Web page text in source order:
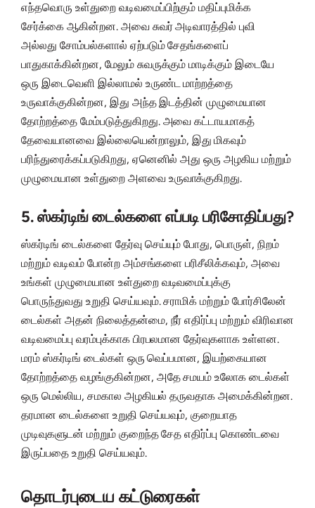
எந்தவொரு உள்துறை வடிவமைப்பிற்கும் மதிப்புமிக்க
சேர்க்கை ஆகின்றன. அவை சுவர் அடிவாரத்தில் புவி
அல்லது சோம்பல்களால் ஏற்படும் சேதங்களைப்
பாதுகாக்கின்றன, மேலும் சுவருக்கும் மாடிக்கும் இடையே
ஒரு இடைவெளி இல்லாமல் உருண்ட மாற்றத்தை
உருவாக்குகின்றன, இது அந்த இடத்தின் முழுமையான
தோற்றத்தை மேம்படுத்துகிறது. அவை கட்டாயமாகத்
தேவையானவை இல்லையென்றாலும், இது மிகவும்
பரிந்துரைக்கப்படுகிறது, ஏனெனில் அது ஒரு அழகிய மற்றும்
முழுமையான உள்துறை அளவை உருவாக்குகிறது.
5. ஸ்கர்டிங் டைல்களை எப்படி பரிசோதிப்பது?
ஸ்கர்டிங் டைல்களை தேர்வு செய்யும் போது, பொருள், நிறம்
மற்றும் வடிவம் போன்ற அம்சங்களை பரிசீலிக்கவும், அவை
உங்கள் முழுமையான உள்துறை வடிவமைப்புக்கு
பொருந்துவது உறுதி செய்யவும். சராமிக் மற்றும் போர்சிலேன்
டைல்கள் அதன் நிலைத்தன்மை, நீர் எதிர்ப்பு மற்றும் விரிவான
வடிவமைப்பு வரம்புக்காக பிரபலமான தேர்வுகளாக உள்ளன.
மரம் ஸ்கர்டிங் டைல்கள் ஒரு வெப்பமான, இயற்கையான
தோற்றத்தை வழங்குகின்றன, அதே சமயம் உலோக டைல்கள்
ஒரு மெல்லிய, சமகால அழகியல் தருவதாக அமைக்கின்றன.
தரமான டைல்களை உறுதி செய்யவும், குறையாத
முடிவுகளுடன் மற்றும் குறைந்த சேத எதிர்ப்பு கொண்டவை
இருப்பதை உறுதி செய்யவும்.
தொடர்புடைய கட்டுரைகள்